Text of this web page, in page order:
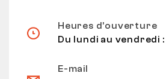
Heures d’ouverture
Du lundi au vendredi :
E-mail